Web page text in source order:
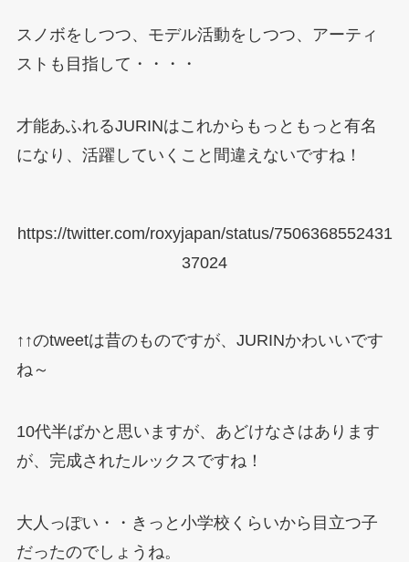
スノボをしつつ、モデル活動をしつつ、アーティ
ストも目指して・・・・
才能あふれるJURINはこれからもっともっと有名
になり、活躍していくこと間違えないですね！
https://twitter.com/roxyjapan/status/7506368552431
37024
↑↑のtweetは昔のものですが、JURINかわいいです
ね～
10代半ばかと思いますが、あどけなさはあります
が、完成されたルックスですね！
大人っぽい・・きっと小学校くらいから目立つ子
だったのでしょうね。